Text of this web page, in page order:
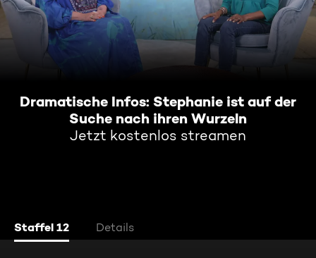
Dramatische Infos: Stephanie ist auf der
Suche nach ihren Wurzeln
Jetzt kostenlos streamen
Staffel 12 Details